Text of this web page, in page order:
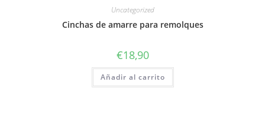
Uncategorized
Cinchas de amarre para remolques
€18,90
Añadir al carrito